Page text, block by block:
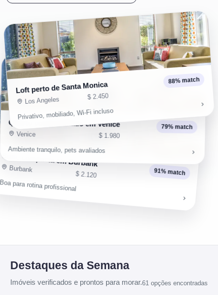
Loft perto de Santa Monica
Los Angeles $ 2.450
88% match
Privativo, mobiliado, Wi-Fi incluso
Quarto compartilhado em Venice
Venice $ 1.980
79% match
Ambiente tranquilo, pets avaliados
Suíte compacta em Burbank
Burbank
$ 2.120 91% match
para rotina profissional
Destaques da Semana
Imóveis verificados e prontos para morar.61 opções encontradas